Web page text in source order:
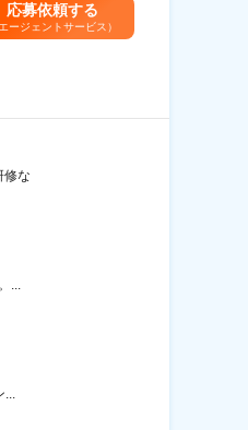
応募依頼する
エージェントサービス）
修な
...